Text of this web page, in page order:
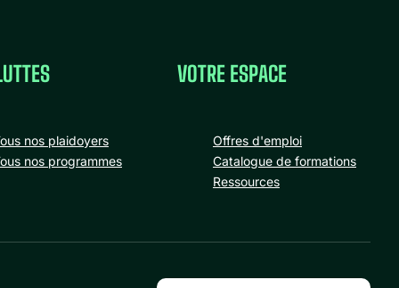
nos plaidoyers
nos programmes
VOTRE ESPACE
Offres d'emploi
Catalogue de formations
Ressources